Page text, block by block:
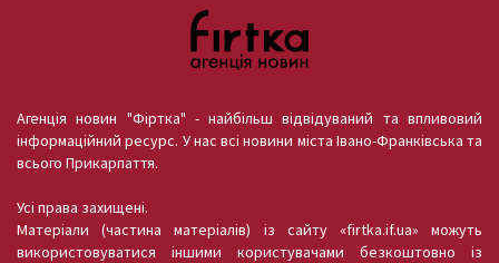
Агенція новин "Фіртка" - найбільш відвідуваний та впливовий
інформаційний ресурс. У нас всі новини міста Івано-Франківська та
всього Прикарпаття.
Усі права захищені.
Матеріали (частина матеріалів) із сайту «firtka.if.ua» можуть
використовуватися іншими користувачами безкоштовно із